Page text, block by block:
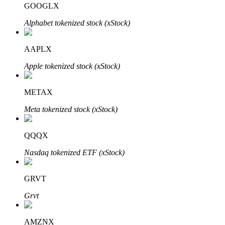
Bloqueios de BTR
Investimentos exclusivos para titulares de BTR
Empréstimos
GOOGLX
Alphabet tokenized stock (xStock)
AAPLX
Apple tokenized stock (xStock)
METAX
Meta tokenized stock (xStock)
QQQX
Nasdaq tokenized ETF (xStock)
GRVT
Grvt
AMZNX